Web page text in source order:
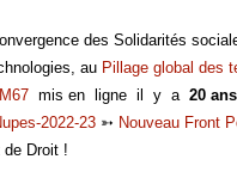
des Solidarités
au Pillage global des
mis en ligne il y a20 ans
2022-23 ➳ Nouveau Front
Droit !